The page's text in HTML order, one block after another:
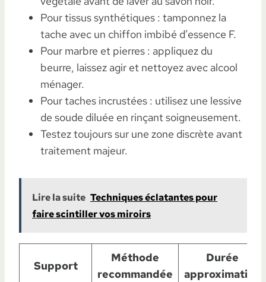
Pour tissus synthétiques : tamponnez la
tache avec un chiffon imbibé d’essence F.
Pour marbre et pierres : appliquez du
beurre, laissez agir et nettoyez avec alcool
ménager.
Pour taches incrustées : utilisez une lessive
de soude diluée en rinçant soigneusement.
Testez toujours sur une zone discrète avant
traitement majeur.
Lire la suite Techniques éclatantes pour
faire scintiller vos miroirs
Support
Méthode
recommandée
Durée
approximative